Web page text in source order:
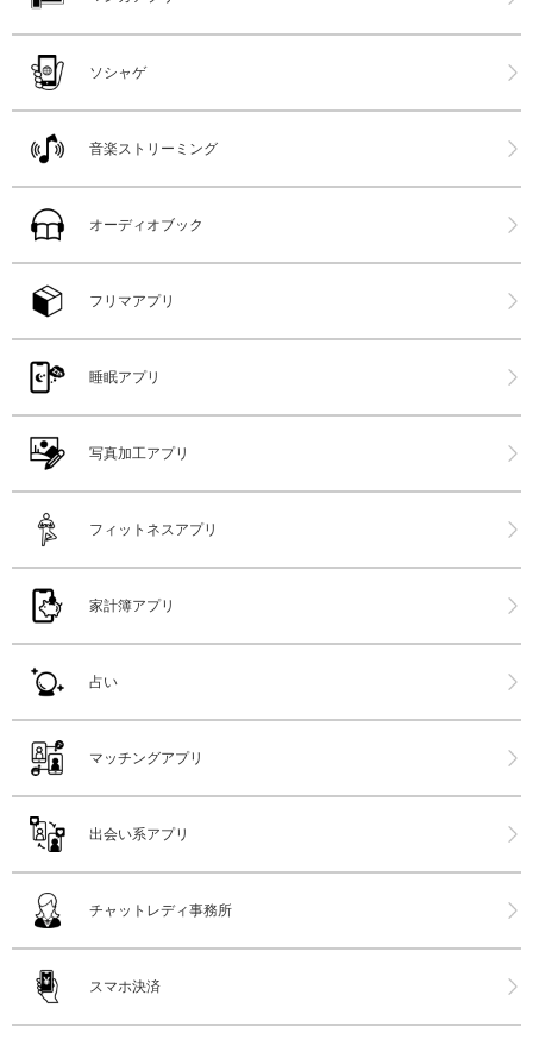
ソシャゲ
音楽ストリーミング
オーディオブック
フリマアプリ
睡眠アプリ
写真加工アプリ
フィットネスアプリ
家計簿アプリ
占い
マッチングアプリ
出会い系アプリ
チャットレディ事務所
スマホ決済